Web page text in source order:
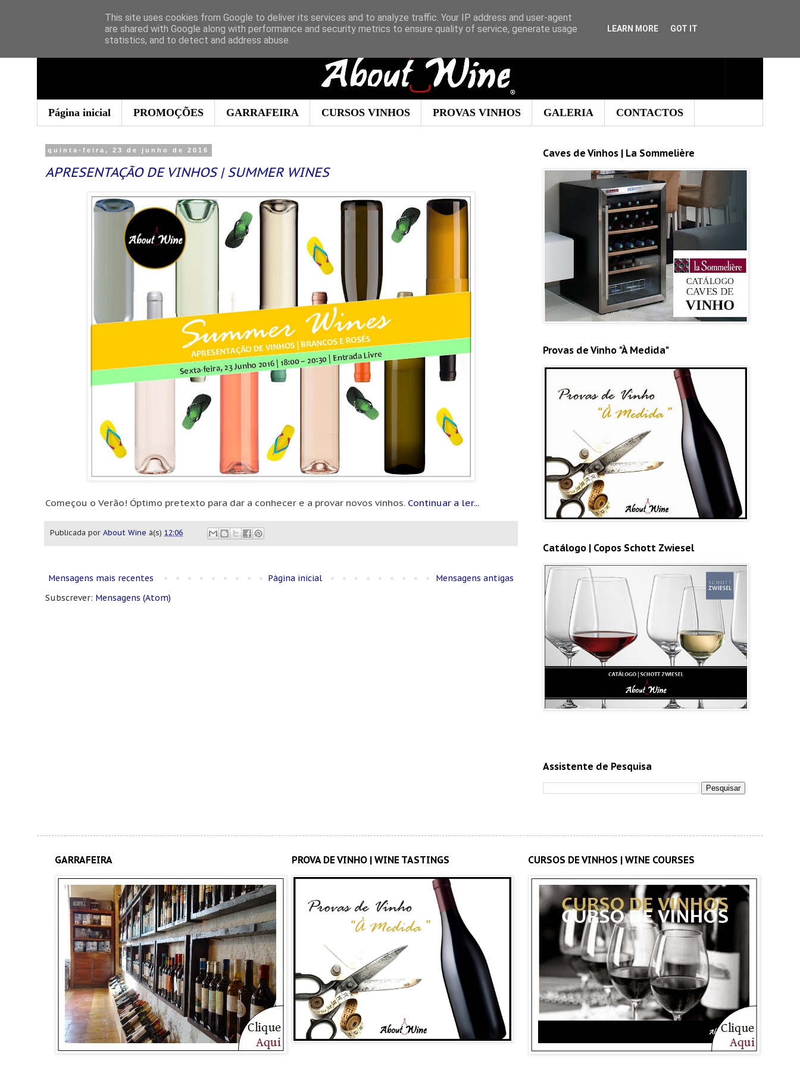
Página inicial PROMOÇÕES GARRAFEIRA CURSOS VINHOS PROVAS VINHOS GALERIA CONTACTOS
quinta-feira, 23 de junho de 2016
APRESENTAÇÃO DE VINHOS | SUMMER WINES
Começou o Verão! Óptimo pretexto para dar a conhecer e a provar novos vinhos. Continuar a ler...
Publicada por About Wine à(s) 12:06
Mensagens mais recentes Mensagens antigas
Página inicial
Subscrever: Mensagens (Atom)
Caves de Vinhos | La Sommelière
Provas de Vinho "À Medida"
Catálogo | Copos Schott Zwiesel
Assistente de Pesquisa
GARRAFEIRA PROVA DE VINHO | WINE TASTINGS CURSOS DE VINHOS | WINE COURSES
This site uses cookies from Google to deliver its services and to analyze traffic. Your IP address and user-agent
are shared with Google along with performance and security metrics to ensure quality of service, generate usage
statistics, and to detect and address abuse.
LEARN MORE GOT IT